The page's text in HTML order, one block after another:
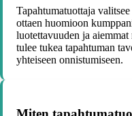
Tapahtumatuottaja
ottaen huomioon
luotettavuuden ja
tulee tukea tapahtuman
yhteiseen onnistumiseen.